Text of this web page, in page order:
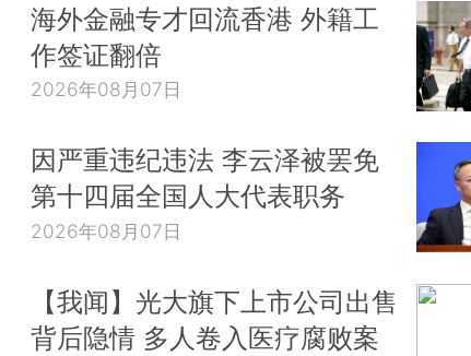
海外金融专才回流香港 外籍工
作签证翻倍
2026年08月07日
因严重违纪违法 李云泽被罢免
第十四届全国人大代表职务
2026年08月07日
【我闻】光大旗下上市公司出售
背后隐情 多人卷入医疗腐败案